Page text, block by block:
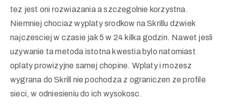
tez jest oni rozwiazania a szczegolnie korzystna.
Niemniej chociaz wyplaty srodkow na Skrillu dzwiek
najczesciej w czasie jak 5 w 24 kilka godzin. Nawet jesli
uzywanie ta metoda istotna kwestia bylo natomiast
oplaty prowizyjne samej chopine. Wplaty i mozesz
wygrana do Skrill nie pochodza z ograniczen ze profile
sieci, w odniesieniu do ich wysokosc.